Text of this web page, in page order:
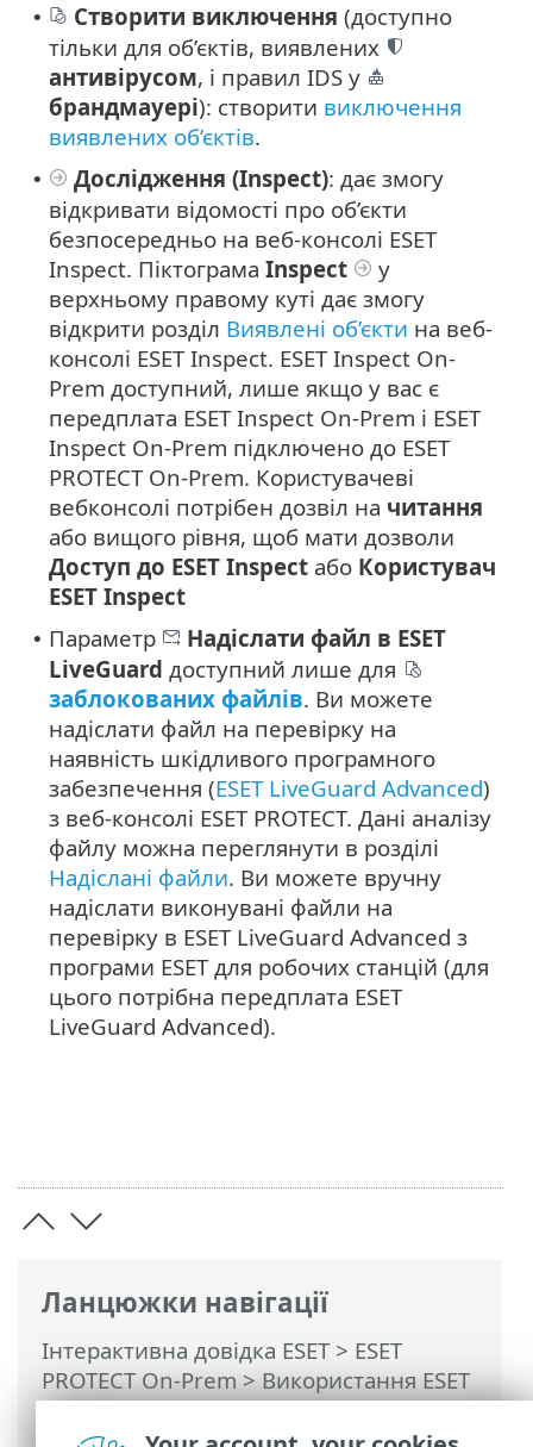
Ланцюжки навігації
Інтерактивна довідка ESET> ESET
PROTECT On-Prem>Використання ESET
PROTECT On-Prem>ESET PROTECT On-
Prem Головне меню>Виявлені об’єкти
• Створити виключення (доступно
тільки для об’єктів, виявлених
антивірусом, і правил IDS у
брандмауері): створити виключення
виявлених об’єктів.
• Дослідження (Inspect): дає змогу
відкривати відомості про об’єкти
безпосередньо на веб-консолі ESET
Inspect. Піктограма Inspect
у
верхньому правому куті дає змогу
відкрити розділ Виявлені об’єкти на веб-
консолі ESET Inspect. ESET Inspect On-
Prem доступний, лише якщо у вас є
передплата ESET Inspect On-Prem і ESET
Inspect On-Prem підключено до ESET
PROTECT On-Prem. Користувачеві
вебконсолі потрібен дозвіл на читання
або вищого рівня, щоб мати дозволи
Доступ до ESET Inspect або Користувач
ESET Inspect
• Параметр
Надіслати файл в ESET
LiveGuard доступний лише для
заблокованих файлів. Ви можете
надіслати файл на перевірку на
наявність шкідливого програмного
забезпечення (ESET LiveGuard Advanced)
з веб-консолі ESET PROTECT. Дані аналізу
файлу можна переглянути в розділі
Надіслані файли. Ви можете вручну
надіслати виконувані файли на
перевірку в ESET LiveGuard Advanced з
програми ESET для робочих станцій (для
цього потрібна передплата ESET
LiveGuard Advanced).